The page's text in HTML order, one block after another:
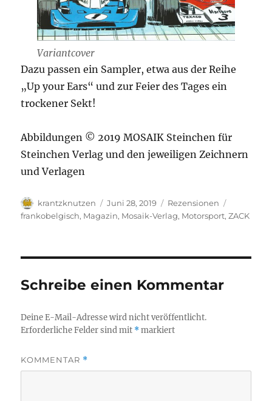
Variantcover
Dazu passen ein Sampler, etwa aus der Reihe
„Up your Ears“ und zur Feier des Tages ein
trockener Sekt!
Abbildungen © 2019 MOSAIK Steinchen für
Steinchen Verlag und den jeweiligen Zeichnern
und Verlagen
Autor
krantzknutzen
Veröffentlicht
am
Juni 28, 2019 Kategorien
Rezensionen
frankobelgisch, Magazin, Mosaik-Verlag, Motorsport,ZACK
Schreibe einen Kommentar
Deine E-Mail-Adresse wird nicht veröffentlicht.
Erforderliche Felder sind mit *markiert
KOMMENTAR *